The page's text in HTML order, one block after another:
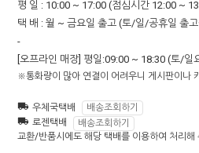
평 일 : 10:00 ~ 17:00 (점심시간 12:00 ~
택 배 : 월 ~ 금요일 출고 (토/일/공휴일 출
-
[오프라인 매장] 평일:09:00 ~ 18:30 (토/일
※통화량이 많아 연결이 어려우니 게시판이나
우체국택배
배송조회하기
로젠택배
배송조회하기
교환/반품시에도 해당 택배를 이용하여 처리해